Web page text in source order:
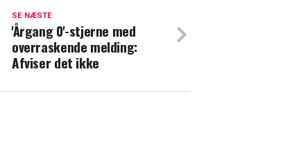
Nu sætter Lene Beier ord på
SE NÆSTE
'Årgang 0'-stjerne med
overraskende melding:
Afviser det ikke